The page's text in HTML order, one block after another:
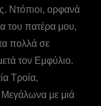
Ντόπιοι, ορφανά
του πατέρα μου,
πολλά σε
τον Eμφύλιο.
Tροία,
Μεγάλωνα με μιά